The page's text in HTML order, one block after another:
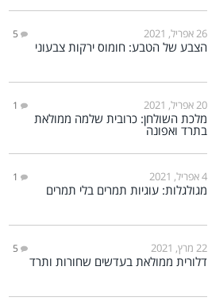
26 אפריל, 2021 5
הצבע של הטבע: חומוס ירקות צבעוני
20 אפריל, 2021 1
מלכת השולחן: כרובית שלמה ממולאת
בתרד ואפונה
4 אפריל, 2021 1
מגולגלות: עוגיות תמרים בלי תמרים
22 מרץ, 2021 5
דלורית ממולאת בעדשים שחורות ותרד